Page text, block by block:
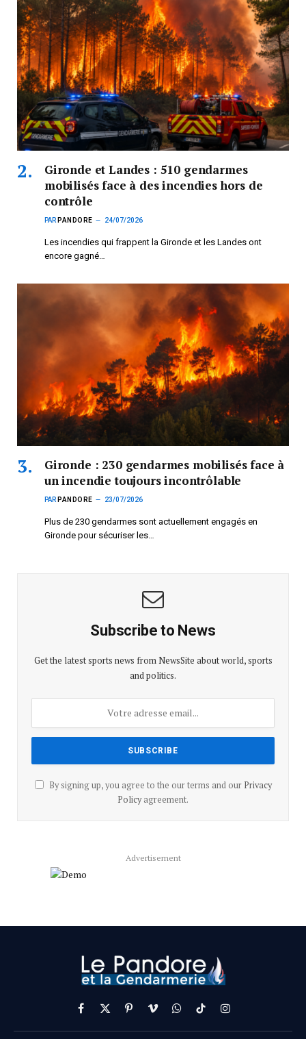
Gironde et Landes : 510 gendarmes
mobilisés face à des incendies hors de
contrôle
PAR PANDORE 24/07/2026
Les incendies qui frappent la Gironde et les Landes ont
encore gagné…
Gironde : 230 gendarmes mobilisés face à
un incendie toujours incontrôlable
PAR PANDORE 23/07/2026
Plus de 230 gendarmes sont actuellement engagés en
Gironde pour sécuriser les…
Subscribe to News
Get the latest sports news from NewsSite about world, sports
and politics.
By signing up, you agree to the our terms and our Privacy
Policyagreement.
Advertisement
Facebook
X
(Twitter)
PinterestVimeoWhatsApp
TikTokInstagram